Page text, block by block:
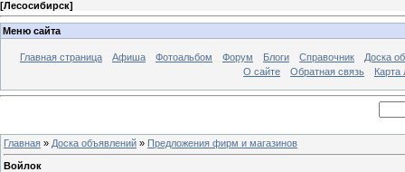
[Лесосибирск]
Меню сайта
Главная страница Афиша Фотоальбом Форум Блоги Справочник
Доска
О сайте
Обратная связь Карта
Главная » Доска объявлений » Предложения фирм и магазинов
Войлок